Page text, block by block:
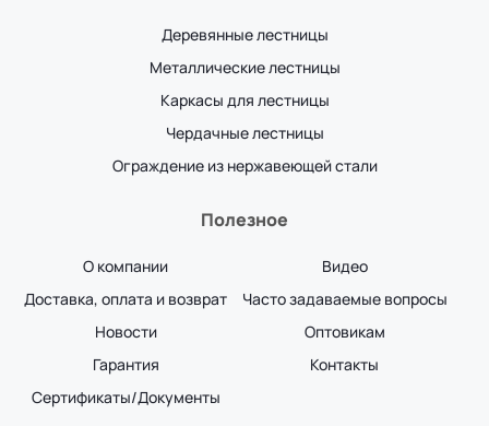
Деревянные лестницы
Металлические лестницы
Каркасы для лестницы
Чердачные лестницы
Ограждение из нержавеющей стали
Полезное
О компании
Доставка, оплата и возврат
Новости
Гарантия
Сертификаты/Документы
Видео
Часто задаваемые вопросы
Оптовикам
Контакты